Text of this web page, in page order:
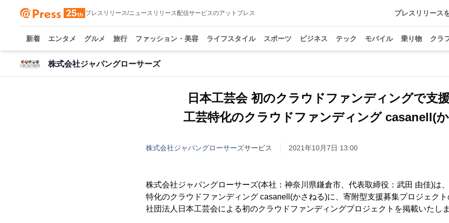
プレスリリース/ニュースリリース配信サービスのアットプレス プレスリリース
新着 エンタメ グルメ 旅行 ファッション・美容 ライフスタイル スポーツ ビジネス テック モバイル 乗り物 クラ
株式会社ジャパングローサーズ
日本工芸会 初のクラウドファンディングで
工芸特化のクラウドファンディング casanell(
株式会社ジャパングローサーズサービス 2021年10月7日 13:00
株式会社ジャパングローサーズ(本社：神奈川県鎌倉市、代表取締役：武田 由佳)は
特化のクラウドファンディング casanell(かさねる)に、寄附型支援募集プロジェク
社団法人日本工芸会による初のクラウドファンディングプロジェクトを掲載いたし